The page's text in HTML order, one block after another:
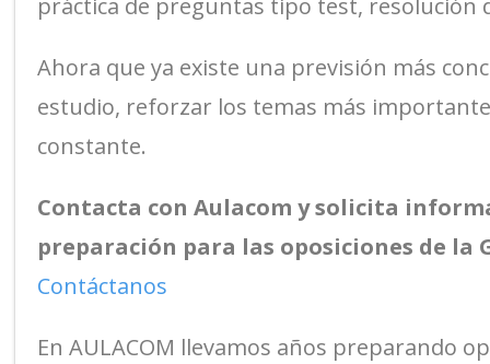
práctica de preguntas tipo test, resolución
Ahora que ya existe una previsión más
estudio, reforzar los temas más
constante.
Contacta con Aulacom y solicita
preparación para las oposiciones de la
Contáctanos
En AULACOM llevamos años preparando